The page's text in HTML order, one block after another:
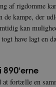
af rigdomme
de kampe, der
kan
have lagt en
at fortælle en